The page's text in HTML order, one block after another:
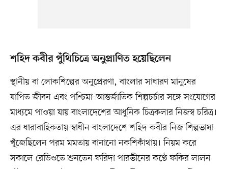
শহিদ কবীর পুঁথিচিত্রে অনুপ্রাণিত হয়েছিলেন
স্থানীয় বা লোকশিল্পের অনুপ্রেরণা, বাংলার সাধারণ মানুষের
যাপিত জীবন এবং পশ্চিমা-আন্তর্জাতিক শিল্পচর্চার সঙ্গে সংযোগের
মাধ্যমে পাওয়া যায় বাংলাদেশের আধুনিক চিত্রকলার নিজস্ব চরিত্র।
এর ধারাবাহিকতায় স্বাধীন বাংলাদেশে শহিদ কবীর নিজ শিল্পভাষা
খুঁজেছিলেন পরম মমতায় বানানো নকশিকাঁথায়। নিয়ম করে
সকালে রেডিওতে শুনতেন ফরিদা পারভীনের কণ্ঠে ফকির লালন